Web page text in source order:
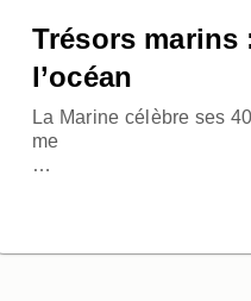
Trésors marins
l’océan
La Marine célèbre ses
me
…